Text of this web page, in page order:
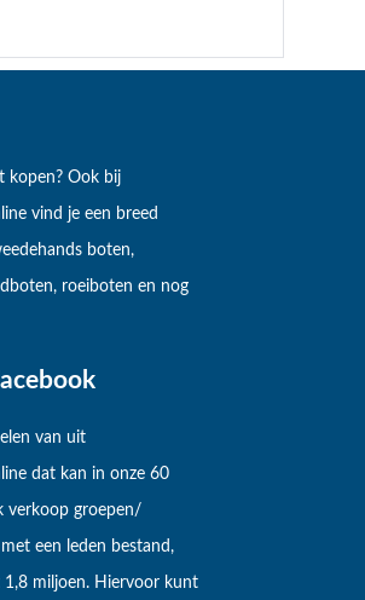
kopen? Ook bij
vind je een breed
boten,
roeiboten en nog
van uit
dat kan in onze 60
verkoop groepen/
een leden bestand,
1,8 miljoen. Hiervoor kunt